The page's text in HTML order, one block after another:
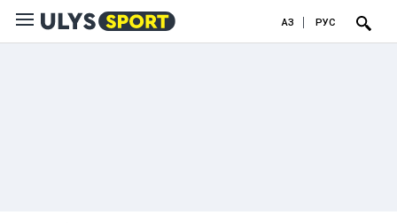
ҚАЗ РУС